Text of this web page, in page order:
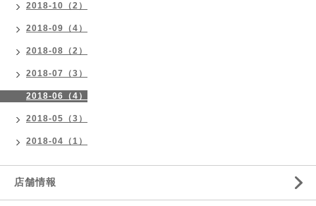
2018-10（2）
2018-09（4）
2018-08（2）
2018-07（3）
2018-06（4）
2018-05（3）
2018-04（1）
店舗情報